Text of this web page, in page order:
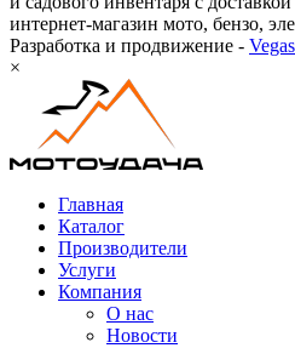
интернет-магазин мото, бензо,
Разработка и продвижение -
×
Главная
Каталог
Производители
Услуги
Компания
О нас
Новости